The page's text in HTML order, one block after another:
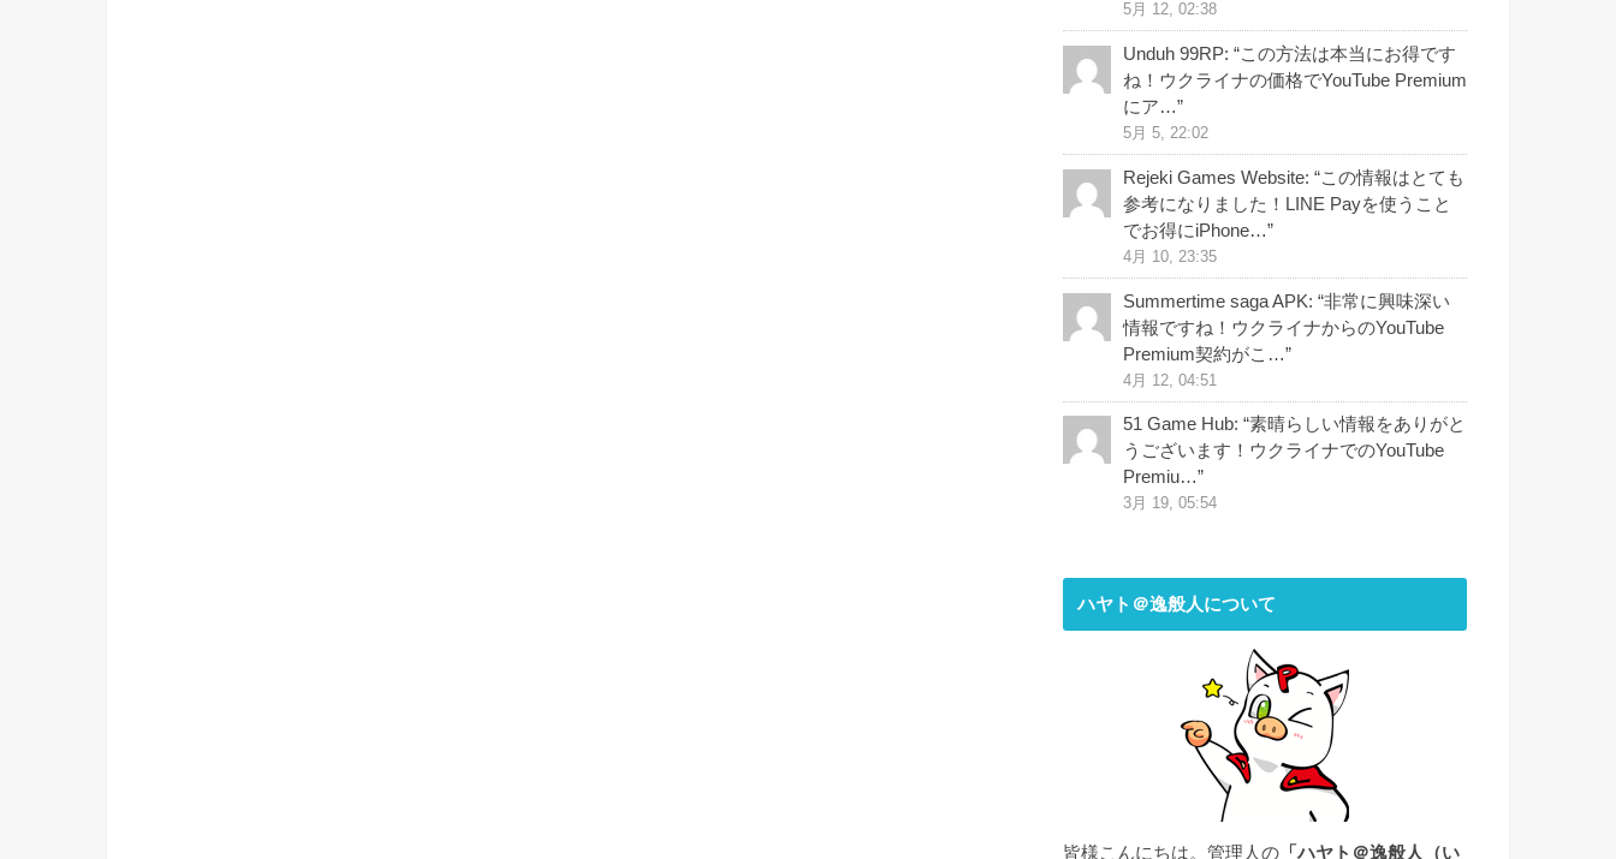
5月 12, 02:38
Unduh 99RP: “この方法は本当にお得です
ね！ウクライナの価格でYouTube Premium
にア…”
5月 5, 22:02
Rejeki Games Website: “この情報はとても
参考になりました！LINE Payを使うこと
でお得にiPhone…”
4月 10, 23:35
Summertime saga APK: “非常に興味深い
情報ですね！ウクライナからのYouTube
Premium契約がこ…”
4月 12, 04:51
51 Game Hub: “素晴らしい情報をありがと
うございます！ウクライナでのYouTube
Premiu…”
3月 19, 05:54
ハヤト＠逸般人について
皆様こんにちは。管理人の 「ハヤト＠逸般人（い